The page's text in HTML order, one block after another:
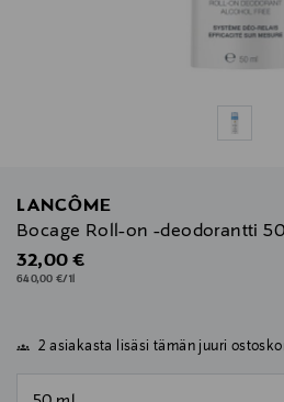
LANCÔME
Bocage Roll-on -deodorantti
Original Price
32,00 €
640,00 €/1l
2 asiakasta lisäsi tämän juuri
null